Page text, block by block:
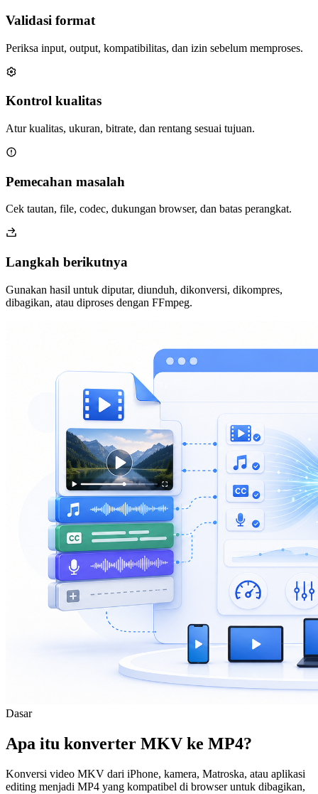
Validasi format
Periksa input, output, kompatibilitas, dan izin sebelum memproses.
Kontrol kualitas
Atur kualitas, ukuran, bitrate, dan rentang sesuai tujuan.
Pemecahan masalah
Cek tautan, file, codec, dukungan browser, dan batas perangkat.
Langkah berikutnya
Gunakan hasil untuk diputar, diunduh, dikonversi, dikompres,
dibagikan, atau diproses dengan FFmpeg.
Dasar
Apa itu konverter MKV ke MP4?
Konversi video MKV dari iPhone, kamera, Matroska, atau aplikasi
editing menjadi MP4 yang kompatibel di browser untuk dibagikan,